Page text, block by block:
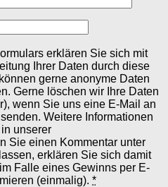
erklären Sie sich mit
Ihrer Daten durch diese
gerne anonyme Daten
Gerne löschen wir Ihre Daten
wenn Sie uns eine E-Mail an
Weitere Informationen
unserer
Sie einen Kommentar unter
erklären Sie sich damit
Falle eines Gewinns per E-
(einmalig). *